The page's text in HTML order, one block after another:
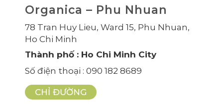
Organica – Phu Nhuan
78 Tran Huy Lieu, Ward 15, Phu Nhuan,
Ho Chi Minh
Thành phố: Ho Chi Minh City
Số điện thoại : 090 182 8689
CHỈ ĐƯỜNG